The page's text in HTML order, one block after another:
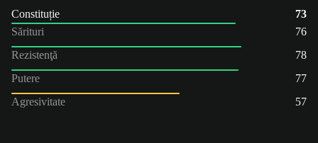
Constituție
73
Sărituri
76
Rezistenţă
78
Putere
77
Agresivitate
57